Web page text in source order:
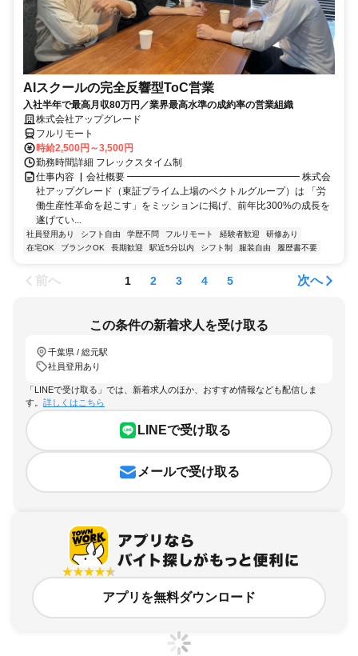
AIスクールの完全反響型ToC営業
入社半年で最高月収80万円／業界最高水準の成約率の営業組織
株式会社アップグレード
フルリモート
時給2,500円～3,500円
勤務時間詳細 フレックスタイム制
仕事内容 ▏会社概要 ━━━━━━━━━━━━━━━━━━ 株式会
社アップグレード（東証プライム上場のベクトルグループ）は 「労
働生産性革命を起こす」をミッションに掲げ、前年比300%の成長を
遂げてい...
社員登用あり シフト自由 学歴不問 フルリモート 経験者歓迎
研修あり
在宅OK
ブランクOK 長期歓迎 駅近5分以内 シフト制 服装自由 履歴書不要
前へ 1 2 3 4 5 次へ
この条件の新着求人を受け取る
千葉県 / 総元駅
社員登用あり
「LINEで受け取る」では、新着求人のほか、おすすめ情報なども配信しま
す。 詳しくはこちら
LINEで受け取る
メールで受け取る
アプリを無料ダウンロード